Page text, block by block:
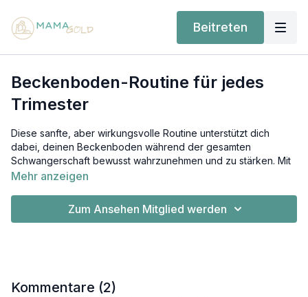
Beitreten
Beckenboden-Routine für jedes
Trimester
Diese sanfte, aber wirkungsvolle Routine unterstützt dich
dabei, deinen Beckenboden während der gesamten
Schwangerschaft bewusst wahrzunehmen und zu stärken. Mit
gezielten Atemübungen und kontrollierten Bewegungen lernst
Haltung zu unterstützen und dich rundum wohler in deinem
Mehr anzeigen
Zum Ansehen Mitglied werden
Kommentare (2)